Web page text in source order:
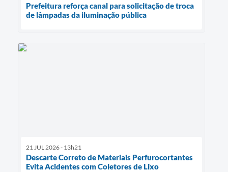
Prefeitura reforça canal para solicitação de troca
de lâmpadas da iluminação pública
21 JUL 2026 - 13h21
Descarte Correto de Materiais Perfurocortantes
Evita Acidentes com Coletores de Lixo